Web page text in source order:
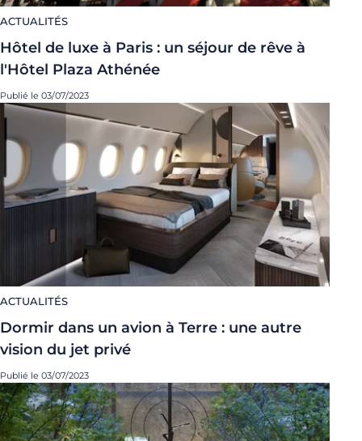
ACTUALITÉS
Hôtel de luxe à Paris : un séjour de rêve à
l'Hôtel Plaza Athénée
Publié le 03/07/2023
ACTUALITÉS
Dormir dans un avion à Terre : une autre
vision du jet privé
Publié le 03/07/2023